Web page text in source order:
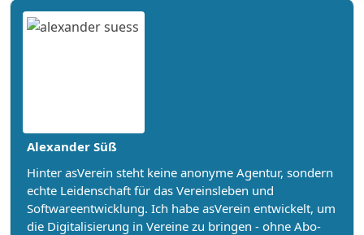
Alexander Süß
Hinter asVerein steht keine anonyme Agentur, sondern
echte Leidenschaft für das Vereinsleben und
Softwareentwicklung. Ich habe asVerein entwickelt, um
die Digitalisierung in Vereine zu bringen - ohne Abo-